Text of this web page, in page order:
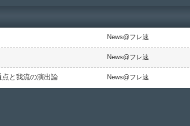
News@フレ速
News@フレ速
点と我流の演出論 News@フレ速